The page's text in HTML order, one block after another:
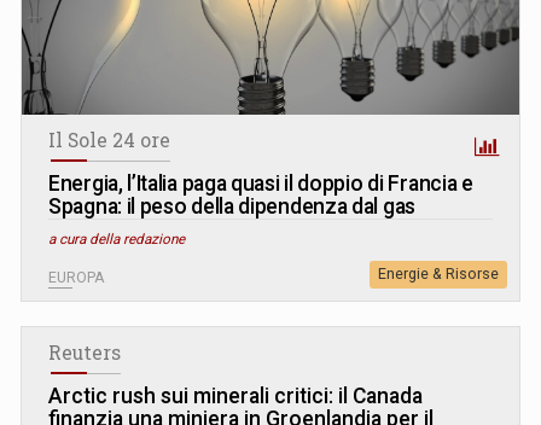
Il Sole 24 ore
Energia, l’Italia paga quasi il doppio di Francia e
Spagna: il peso della dipendenza dal gas
a cura della redazione
EUROPA Energie & Risorse
Reuters
Arctic rush sui minerali critici: il Canada
finanzia una miniera in Groenlandia per il